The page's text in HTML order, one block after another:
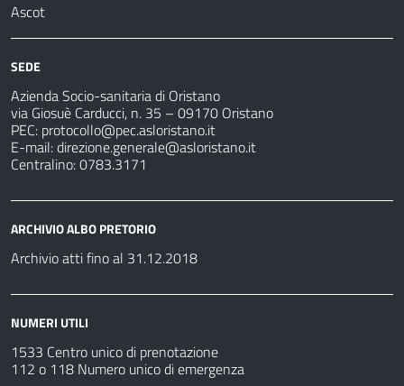
Ascot
SEDE
Azienda Socio-sanitaria di Oristano
via Giosuè Carducci, n. 35 – 09170 Oristano
PEC: protocollo@pec.asloristano.it
E-mail:direzione.generale@asloristano.it
Centralino: 0783.3171
ARCHIVIO ALBO PRETORIO
Archivio atti fino al 31.12.2018
NUMERI UTILI
1533 Centro unico di prenotazione
112 o 118 Numero unico di emergenza